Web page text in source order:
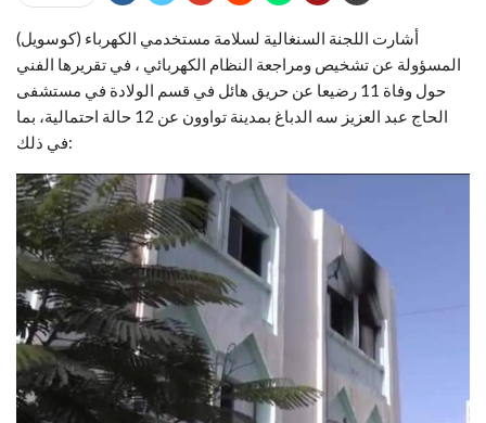
أشارت اللجنة السنغالية لسلامة مستخدمي الكهرباء (كوسويل)
المسؤولة عن تشخيص ومراجعة النظام الكهربائي ، في تقريرها الفني
حول وفاة 11 رضيعا عن حريق هائل في قسم الولادة في مستشفى
الحاج عبد العزيز سه الدباغ بمدينة تواوون عن 12 حالة احتمالية، بما
في ذلك: